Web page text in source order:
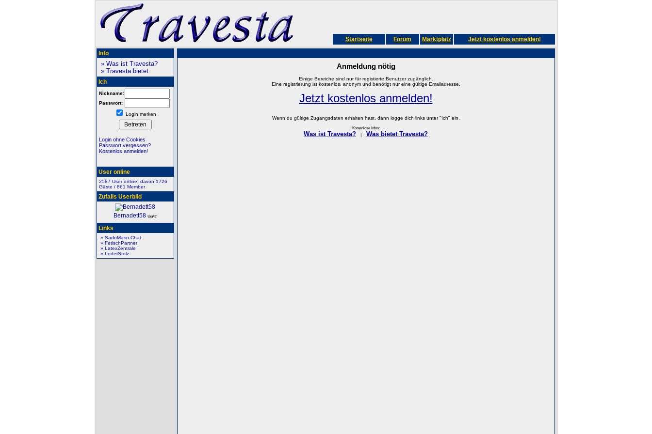
Startseite Forum Marktplatz Jetzt kostenlos anmelden!
Info
» Was ist Travesta?
» Travesta bietet
Ich
Nickname:
Passwort:
Login merken
Login ohne Cookies
Passwort vergessen?
Kostenlos anmelden!
User online
2587 User online, davon 1726
Gäste / 861 Member
Zufalls Userbild
Bernadett58
Links
» SadoMaso-Chat
» FetischPartner
» LatexZentrale
» LederStolz
Anmeldung nötig
Einige Bereiche sind nur für registierte Benutzer zugänglich.
Eine registrierung ist kostenlos, anonym und benötigt nur eine gültige Emailadresse.
Jetzt kostenlos anmelden!
Wenn du gültige Zugangsdaten erhalten hast, dann logge dich links unter "Ich" ein.
Kostenlose Infos:
Was ist Travesta? Was bietet Travesta?